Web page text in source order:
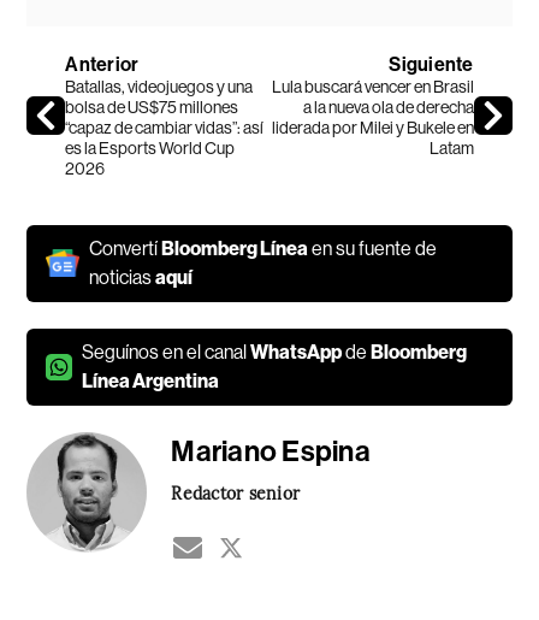
Anterior
Batallas, videojuegos y una
bolsa de US$75 millones
“capaz de cambiar vidas”: así
es la Esports World Cup
2026
Siguiente
Lula buscará vencer en Brasil
a la nueva ola de derecha
liderada por Milei y Bukele en
Latam
ConvertíBloomberg Línea en su fuente de
noticiasaquí
Seguínos en el canalWhatsAppdeBloomberg
Línea Argentina
Mariano Espina
Redactor senior